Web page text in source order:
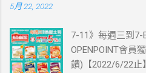
來超商買省錢又方
這邊 【點我看好
【點我觀看教學】
5月 22, 2022
7-11》每週三到7-
OPENPOINT會員
饋)【2022/6/22止